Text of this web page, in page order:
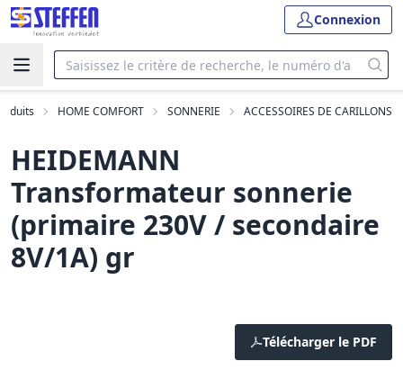
Connexion
HOME COMFORT SONNERIE ACCESSOIRES DE CARILLONS
HEIDEMANN
Transformateur sonnerie
(primaire 230V / secondaire
8V/1A) gr
Télécharger le PDF